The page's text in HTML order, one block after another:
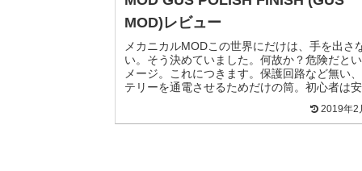
MOD)レビュー
メカニカルMODこの世界にだけは、手を出さ
い。そう決めていました。何故か？危険だと
メージ。これにつきます。保護回路など無い
テリーを通電させるためだけの筒。初心者は
扱ってはいけないと今でも思います。ですが
2019年2